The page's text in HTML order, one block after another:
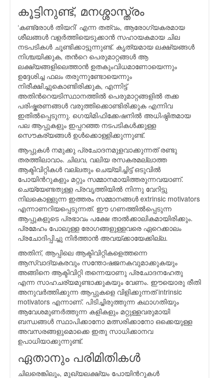
കൂട്ടിനുണ്ട്, മനശ്ശാസ്ത്രം
‘കണ്ട്രോള്‍ തിയറി’ എന്ന തത്വം, ആരോഗ്യകരമായ
ശീലങ്ങള്‍ വളര്‍ത്തിയെടുക്കാന്‍ സഹായകമായ ചില
നടപടികള്‍ ചൂണ്ടിക്കാട്ടുന്നുണ്ട്. കൃത്യമായ ലക്ഷ്യങ്ങള്‍
നിശ്ചയിക്കുക, തന്‍റെ പെരുമാറ്റങ്ങള്‍ ആ
ലക്ഷ്യങ്ങളിലെത്താന്‍ ഉതകുംവിധമാണോയെന്നും
ഉദ്ദേശിച്ച ഫലം തരുന്നുണ്ടോയെന്നും
നിരീക്ഷിച്ചുകൊണ്ടിരിക്കുക, എന്നിട്ട്
അതിന്‍റെയടിസ്ഥാനത്തില്‍ പെരുമാറ്റങ്ങളില്‍ തക്ക
പരിഷ്കരണങ്ങള്‍ വരുത്തിക്കൊണ്ടിരിക്കുക എന്നിവ
ഇതില്‍പ്പെടുന്നു. ഗെയിമിഫിക്കേഷനില്‍ അധിഷ്ഠിതമായ
പല ആപ്പുകളും ഇപ്പറഞ്ഞ നടപടികള്‍ക്കുള്ള
സൌകര്യങ്ങള്‍ ഉള്‍ക്കൊള്ളിക്കുന്നുണ്ട്.
ആപ്പുകള്‍ നമുക്കു പ്രചോദനമുളവാക്കുന്നത് രണ്ടു
തരത്തിലാവാം. ചിലവ, വലിയ രസകരമല്ലാത്ത
ആക്ടിവിറ്റികള്‍ വല്ലതും ചെയ്യിച്ചിട്ട് ഒടുവില്‍
പോയിന്‍റുകളും മറ്റും സമ്മാനമായിത്തരുന്നവയാണ്.
ചെയ്യേണ്ടതുള്ള പ്രവൃത്തിയില്‍ നിന്നു വേറിട്ടു
നിലകൊള്ളുന്ന ഇത്തരം സമ്മാനങ്ങള്‍ extrinsic motivators
എന്നാണറിയപ്പെടുന്നത്. ഈ ഗണത്തില്‍പ്പെടുന്ന
ആപ്പുകളുടെ പ്രഭാവം പക്ഷേ താല്‍ക്കാലികമായിരിക്കും.
പ്രമേഹം പോലുള്ള രോഗങ്ങളുള്ളവരെ ഏറെക്കാലം
പ്രചോദിപ്പിച്ചു നിര്‍ത്താന്‍ അവയ്ക്കായേക്കില്ല.
അതിന്, ആപ്പിലെ ആക്ടിവിറ്റികളെത്തന്നെ
ആസ്വാദ്യകരവും സന്തോഷജനകവുമാക്കുകയും
അങ്ങിനെ ആക്ടിവിറ്റി തന്നെയാണു പ്രചോദനഹേതു
എന്ന സാഹചര്യമുണ്ടാക്കുകയും വേണം. ഈയൊരു രീതി
അനുവര്‍ത്തിക്കുന്ന ആപ്പുകളെ വിളിക്കുന്നത് intrinsic
motivators എന്നാണ്. പിടിച്ചിരുത്തുന്ന കഥാഗതിയും
ആവേശമുണര്‍ത്തുന്ന കളികളും മറ്റുള്ളവരുമായി
ബന്ധങ്ങള്‍ സ്ഥാപിക്കാനോ മത്സരിക്കാനോ ഒക്കെയുള്ള
അവസരങ്ങളുമൊക്കെ ഇതു സാധിക്കാനവ
ഉപാധിയാക്കുന്നുണ്ട്.
ഏതാനും പരിമിതികള്‍
ചിലരെങ്കിലും, മുഖ്യലക്ഷ്യം പോയിന്‍റുകള്‍